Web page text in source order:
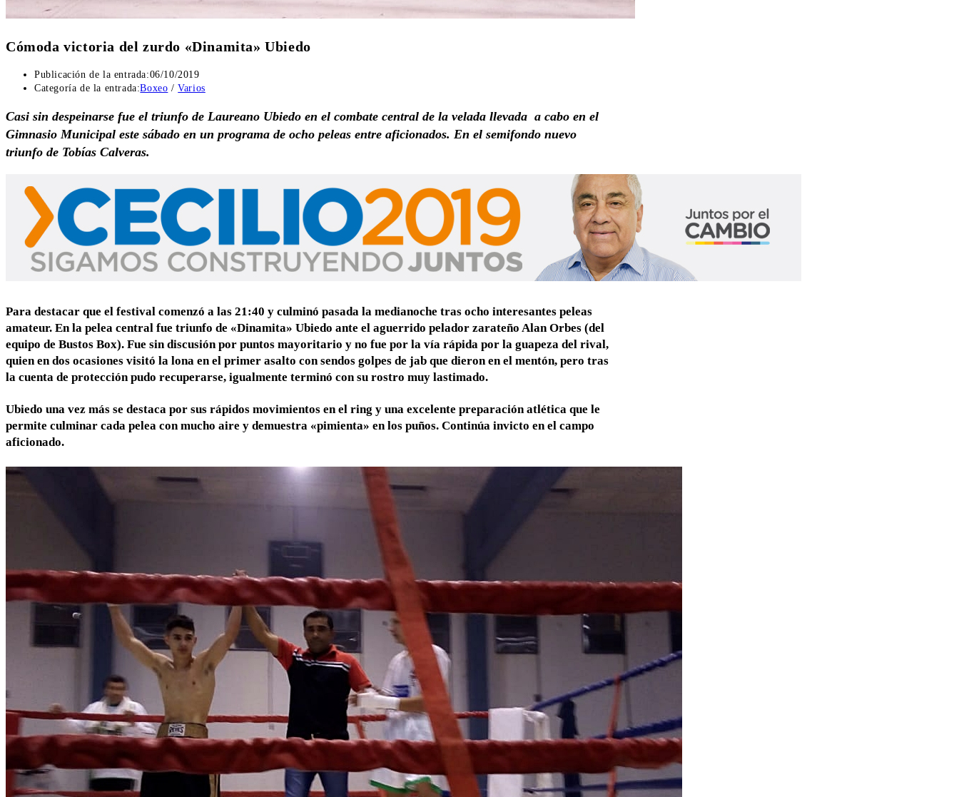
Cómoda victoria del zurdo «Dinamita» Ubiedo
Publicación de la entrada:06/10/2019
Categoría de la entrada:Boxeo / Varios
Casi sin despeinarse fue el triunfo de Laureano Ubiedo en el combate central de la velada llevada a cabo en el
Gimnasio Municipal este sábado en un programa de ocho peleas entre aficionados. En el semifondo nuevo
triunfo de Tobías Calveras.
Para destacar que el festival comenzó a las 21:40 y culminó pasada la medianoche tras ocho interesantes peleas
amateur. En la pelea central fue triunfo de «Dinamita» Ubiedo ante el aguerrido pelador zarateño Alan Orbes (del
equipo de Bustos Box). Fue sin discusión por puntos mayoritario y no fue por la vía rápida por la guapeza del rival,
quien en dos ocasiones visitó la lona en el primer asalto con sendos golpes de jab que dieron en el mentón, pero tras
la cuenta de protección pudo recuperarse, igualmente terminó con su rostro muy lastimado.
Ubiedo una vez más se destaca por sus rápidos movimientos en el ring y una excelente preparación atlética que le
permite culminar cada pelea con mucho aire y demuestra «pimienta» en los puños. Continúa invicto en el campo
aficionado.